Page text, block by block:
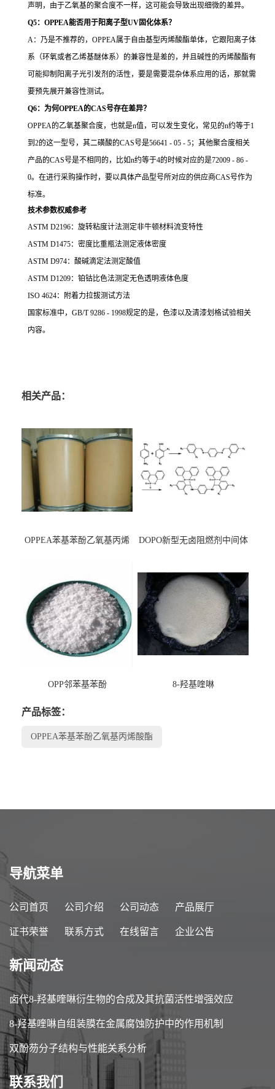
声明，由于乙氧基的聚合度不一样，这可能会导致出现细微的差异。
Q5：OPPEA能否用于阳离子型UV固化体系？
A：乃是不推荐的，OPPEA属于自由基型丙烯酸酯单体，它跟阳离子体
系（环氧或者乙烯基醚体系）的兼容性是差的，并且碱性的丙烯酸酯有
可能抑制阳离子光引发剂的活性，要是需要混杂体系应用的话，那就需
要预先展开兼容性测试。
Q6：为何OPPEA的CAS号存在差异？
OPPEA的乙氧基聚合度，也就是n值，可以发生变化，常见的n约等于1
到2的这一型号，其二磺酸的CAS号是56641 - 05 - 5；其他聚合度相关
产品的CAS号是不相同的，比如n约等于4的时候对应的是72009 - 86 -
0。在进行采购操作时，要以具体产品型号所对应的供应商CAS号作为
标准。
技术参数权威参考
ASTM D2196：旋转粘度计法测定非牛顿材料流变特性
ASTM D1475：密度比重瓶法测定液体密度
ASTM D974：酸碱滴定法测定酸值
ASTM D1209：铂钴比色法测定无色透明液体色度
ISO 4624：附着力拉拔测试方法
国家标准中，GB/T 9286 - 1998规定的是，色漆以及清漆划格试验相关
内容。
相关产品：
OPPEA苯基苯酚乙氧基丙烯
DOPO新型无卤阻燃剂中间体
OPP邻苯基苯酚 8-羟基喹啉
产品标签：
OPPEA苯基苯酚乙氧基丙烯酸酯
导航菜单
公司首页 公司介绍 公司动态 产品展厅
证书荣誉 联系方式 在线留言 企业公告
新闻动态
卤代8-羟基喹啉衍生物的合成及其抗菌活性增强效应
8-羟基喹啉自组装膜在金属腐蚀防护中的作用机制
双酚芴分子结构与性能关系分析
联系我们